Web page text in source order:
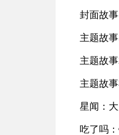
封面故事
主题故事
主题故事
主题故事
星闻：
吃了吗：